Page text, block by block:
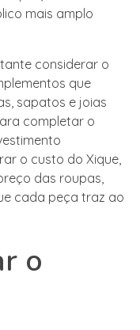
mais amplo
considerar o
que
sapatos e joias
completar o
o custo do Xique,
das roupas,
cada peça traz ao
o